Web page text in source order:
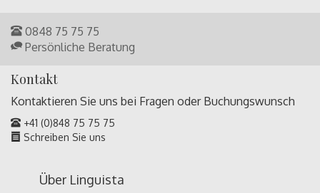
0848 75 75 75
Persönliche Beratung
Kontakt
Kontaktieren Sie uns bei Fragen oder Buchungswunsch
+41 (0)848 75 75 75
Schreiben Sie uns
Über Linguista